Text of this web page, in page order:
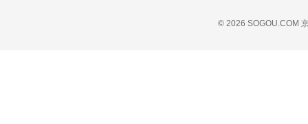
© 2026 SOGOU.COM